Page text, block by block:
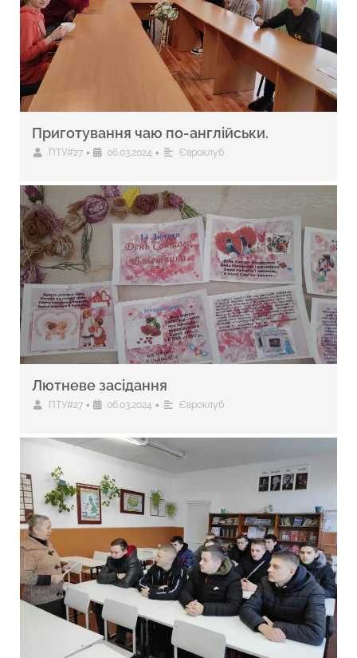
Приготування чаю по-англійськи.
ПТУ#27 • 06.03.2024 • Євроклуб
Лютневе засідання
ПТУ#27 • 06.03.2024 • Євроклуб